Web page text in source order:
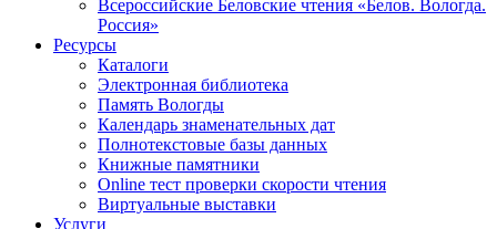
Всероссийские Беловские чтения «Белов. Вологда.
Россия»
Ресурсы
Каталоги
Электронная библиотека
Память Вологды
Календарь знаменательных дат
Полнотекстовые базы данных
Книжные памятники
Online тест проверки скорости чтения
Виртуальные выставки
Услуги